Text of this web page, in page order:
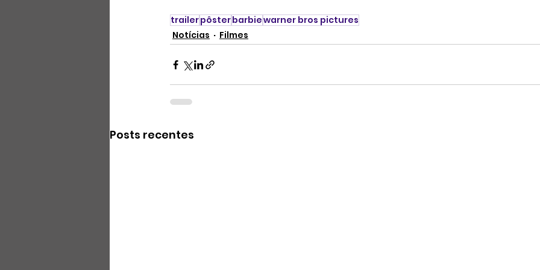
trailerpôsterbarbiewarner bros pictures
Notícias
Filmes
Posts recentes